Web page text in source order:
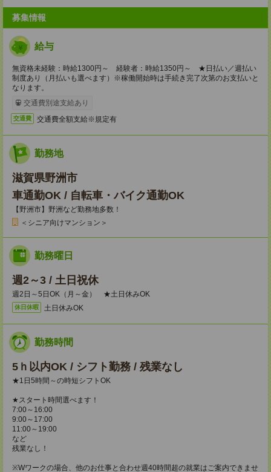
募集情報
給与
無資格未経験：時給1300円～ 経験者：時給1350円～ ★日払い／週払い
制度あり（月払いも選べます）※稼働開始時は手続き完了次第のお支払いと
なります。
交通費別途支給あり
交通費 交通費全額支給※規定有
勤務地
滋賀県野洲市
車通勤OK / 自転車・バイク通勤OK
【野洲市】野洲など勤務地多数！
＜シニア向けマンション＞
勤務曜日
週2～3 / 土日祝休
週2日～5日OK（月～金） ★土日休みOK
休日休暇 土日休みOK
勤務時間
5ｈ以内OK / シフト勤務 / 残業なし
★1日5時間～の時短シフトOK
★スタート時間選べます！
7:00～16:00
9:00～17:00
11:00～19:00
など
残業なし！
※Wワークの場合、他のお仕事と合わせ週40時間超の就業はご案内できませ